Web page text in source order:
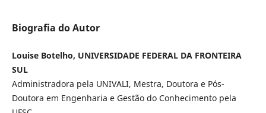
Biografia do Autor
Louise Botelho, UNIVERSIDADE FEDERAL DA FRONTEIRA
SUL
Administradora pela UNIVALI, Mestra, Doutora e Pós-
Doutora em Engenharia e Gestão do Conhecimento pela